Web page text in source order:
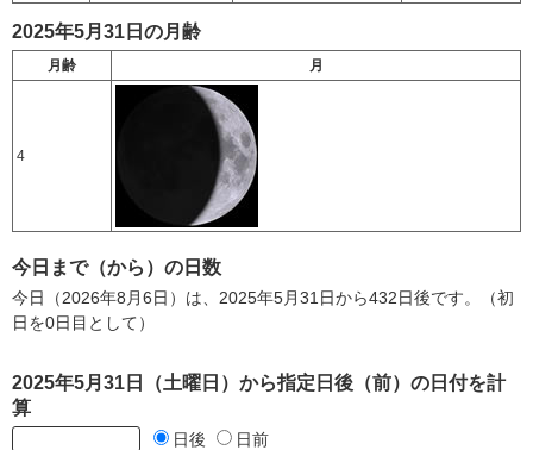
2025年5月31日の月齢
月齢 月
4
今日まで（から）の日数
今日（2026年8月6日）は、2025年5月31日から432日後です。（初
日を0日目として）
2025年5月31日（土曜日）から指定日後（前）の日付を計
算
日後 日前